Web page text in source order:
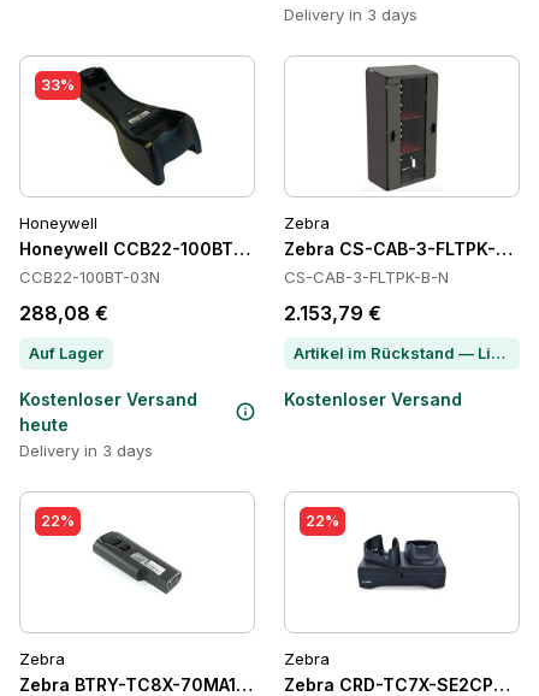
Delivery in 3 days
33%
Honeywell
Honeywell CCB22-100BT-03N Power Supply
CCB22-100BT-03N
288,08 €
Auf Lager
Kostenloser Versand
heute
Delivery in 3 days
Zebra
Zebra CS-CAB-3-FLTPK-B-N
CS-CAB-3-FLTPK-B-N
2.153,79 €
Artikel im Rückstand — Lieferzeit per Chat erfragen
Kostenloser Versand
22%
Zebra
Zebra BTRY-TC8X-70MA1-10 Batteries
22%
Zebra
Zebra CRD-TC7X-SE2CPP-